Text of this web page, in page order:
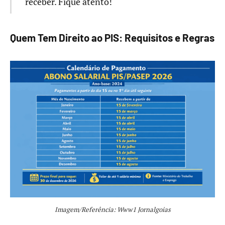
Quem Tem Direito ao PIS: Requisitos e Regras
Imagem/Referência: Www1 Jornalgoias